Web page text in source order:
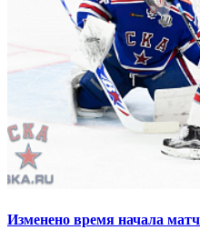
Изменено время начала